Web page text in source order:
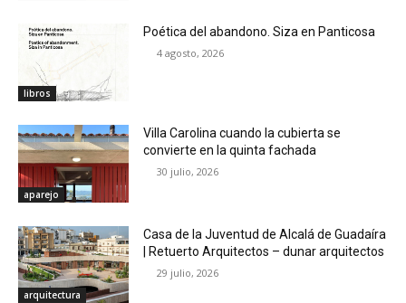
libros
Poética del abandono. Siza en Panticosa
4 agosto, 2026
aparejo
Villa Carolina cuando la cubierta se
convierte en la quinta fachada
30 julio, 2026
arquitectura
Casa de la Juventud de Alcalá de Guadaíra
| Retuerto Arquitectos – dunar arquitectos
29 julio, 2026